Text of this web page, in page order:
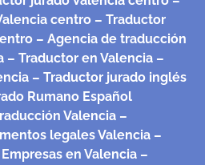
centro – Traductor
– Agencia de traducción
– Traductor en Valencia –
– Traductor jurado inglés
Rumano Español
Valencia –
legales Valencia –
en Valencia –